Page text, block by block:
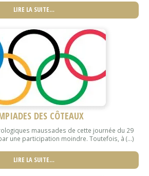
LIRE LA SUITE…
DES CÔTEAUX
maussades de cette journée du 29
une participation moindre. Toutefois, à (...)
LIRE LA SUITE…